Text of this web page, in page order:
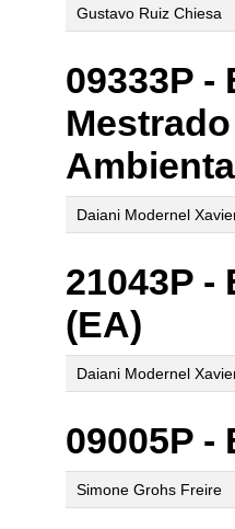
Gustavo Ruiz Chiesa
09333P -
Daiani Modernel
21043P
(EA)
Daiani Modernel
09005P -
Simone Grohs Freire